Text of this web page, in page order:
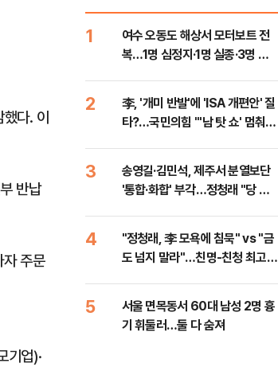
다. 이
반납
주문
기업)·
1
여수 오동도 해상서 모터보트 전
복…1명 심정지·1명 실종·3명 경
2
李, '개미 반발'에 'ISA 개편안' 질
타?…국민의힘 "'남 탓 쇼' 멈춰
3
송영길·김민석, 제주서 분열보단
'통합·화합' 부각…정청래 "당 공
4
"정청래, 李 모욕에 침묵" vs "금
도 넘지 말라"…친명-친청 최고위
5
서울 면목동서 60대 남성 2명 흉
기 휘둘러…둘 다 숨져